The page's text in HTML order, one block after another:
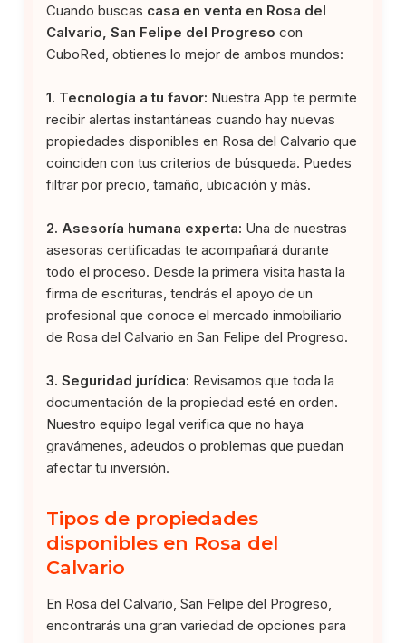
Cuando buscas casa en venta en Rosa del
Calvario, San Felipe del Progreso con
CuboRed, obtienes lo mejor de ambos mundos:
1. Tecnología a tu favor: Nuestra App te permite
recibir alertas instantáneas cuando hay nuevas
propiedades disponibles en Rosa del Calvario que
coinciden con tus criterios de búsqueda. Puedes
filtrar por precio, tamaño, ubicación y más.
2. Asesoría humana experta: Una de nuestras
asesoras certificadas te acompañará durante
todo el proceso. Desde la primera visita hasta la
firma de escrituras, tendrás el apoyo de un
profesional que conoce el mercado inmobiliario
de Rosa del Calvario en San Felipe del Progreso.
3. Seguridad jurídica: Revisamos que toda la
documentación de la propiedad esté en orden.
Nuestro equipo legal verifica que no haya
gravámenes, adeudos o problemas que puedan
afectar tu inversión.
Tipos de propiedades
disponibles en Rosa del
Calvario
En Rosa del Calvario, San Felipe del Progreso,
encontrarás una gran variedad de opciones para